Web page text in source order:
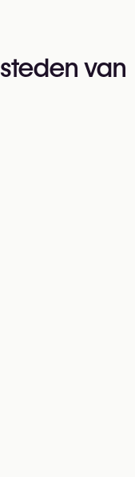
van